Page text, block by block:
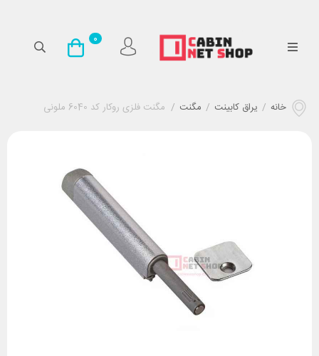
0
خانه / یراق کابینت / مگنت / مگنت فلزی روکار کد 6040 ملونی